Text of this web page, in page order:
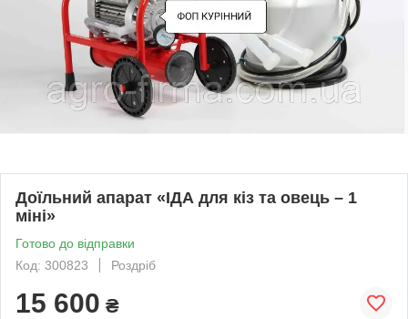
Доїльний апарат «ІДА для кіз та овець – 1
міні»
Готово до відправки
Код: 300823
Роздріб
15 600 ₴